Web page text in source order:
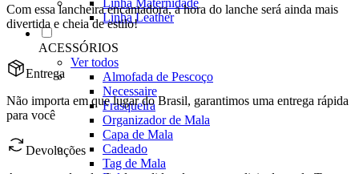
Linha Leather
ACESSÓRIOS
Ver todos
Almofada de Pescoço
Necessaire
Frasqueira
Organizador de Mala
Capa de Mala
Cadeado
Tag de Mala
Com essa lancheira encantadora, a hora do lanche será ainda mais
divertida e cheia de estilo!
Entrega
Não importa em que lugar do Brasil, garantimos uma entrega rápida
para você
Devoluções